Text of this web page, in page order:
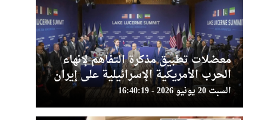
معضلات تطبيق مذكرة التفاهم لإنهاء
الحرب الأمريكية الإسرائيلية على إيران
السبت 20 يونيو 2026 - 16:40:19